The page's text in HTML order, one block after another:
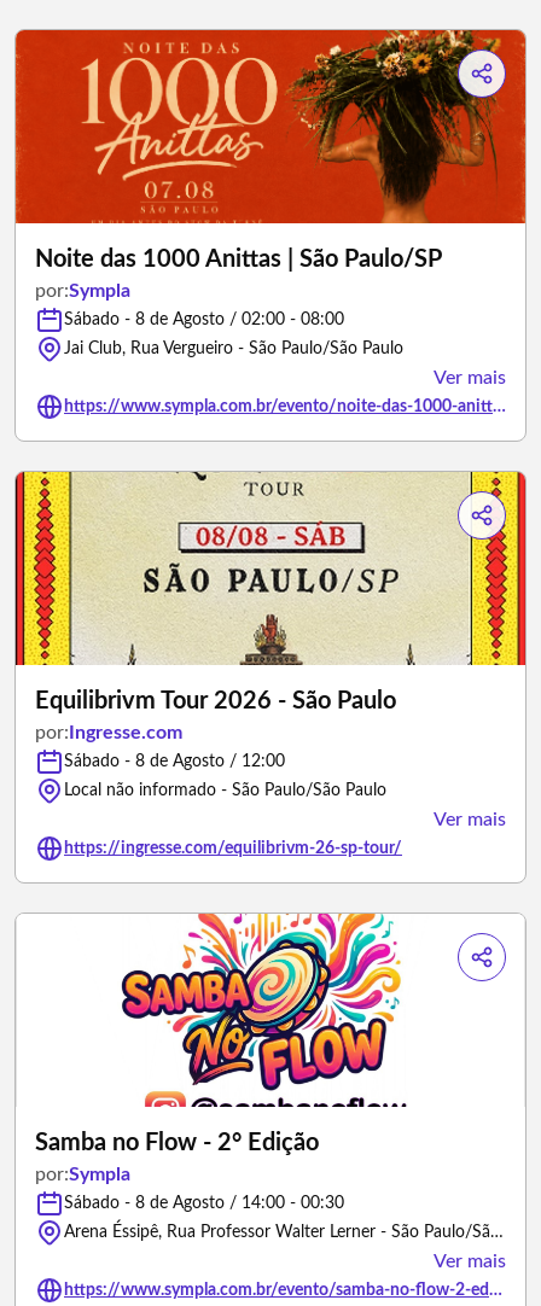
Noite das 1000 Anittas | São Paulo/SP
por:Sympla
Sábado - 8 de Agosto / 02:00 - 08:00
Jai Club, Rua Vergueiro - São Paulo/São Paulo
Ver mais
https://www.sympla.com.br/evento/noite-das-1000-anittas-sao-paulo-sp/3459705
Equilibrivm Tour 2026 - São Paulo
por: Ingresse.com
Sábado - 8 de Agosto / 12:00
Local não informado - São Paulo/São Paulo
Ver mais
https://ingresse.com/equilibrivm-26-sp-tour/
Samba no Flow - 2° Edição
por:Sympla
Sábado - 8 de Agosto / 14:00 - 00:30
Arena Éssipê, Rua Professor Walter Lerner - São Paulo/São Paulo
Ver mais
https://www.sympla.com.br/evento/samba-no-flow-2-edicao/3461381